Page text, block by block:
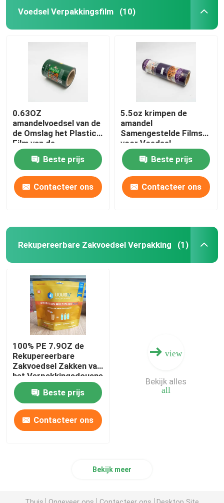
Voedsel Verpakkingsfilm (10)
0.63OZ
amandelvoedsel van de
de Omslag het Plastic
Film van de
Verpakkingsfilm
Broodje Logo Printed
Beste prijs
Contacteer ons
5.5oz krimpen de
amandel
Samengestelde Films
voor Voedsel
Verpakkingsplastiek
Omslagbroodje
Beste prijs
Contacteer ons
Rekupereerbare Zakvoedsel Verpakking (1)
100% PE 7.9OZ de
Rekupereerbare
Zakvoedsel Zakken van
het Verpakkingsdouane
Gedrukte Resealable
VoedselBeste prijs
Contacteer ons
view
all
Bekijk alles
Bekijk meer